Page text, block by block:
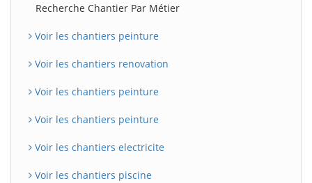
Recherche Chantier Par Métier
Voir les chantiers peinture
Voir les chantiers renovation
Voir les chantiers peinture
Voir les chantiers peinture
Voir les chantiers electricite
Voir les chantiers piscine